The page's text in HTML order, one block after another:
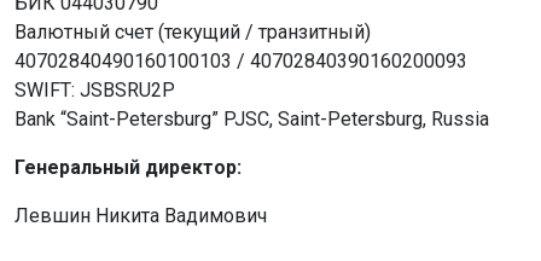
Валютный счет (текущий / транзитный)
40702840490160100103 / 40702840390160200093
SWIFT: JSBSRU2P
Bank “Saint-Petersburg” PJSC, Saint-Petersburg, Russia
Генеральный директор:
Левшин Никита Вадимович